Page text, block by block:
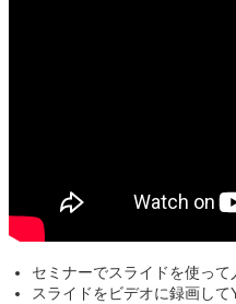
セミナーでスライドを使って
スライドをビデオに録画し